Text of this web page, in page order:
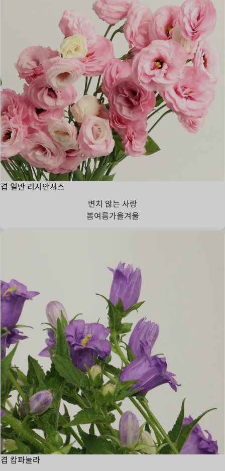
겹 일반 리시안셔스
변치 않는 사랑
봄여름가을겨울
겹 캄파눌라